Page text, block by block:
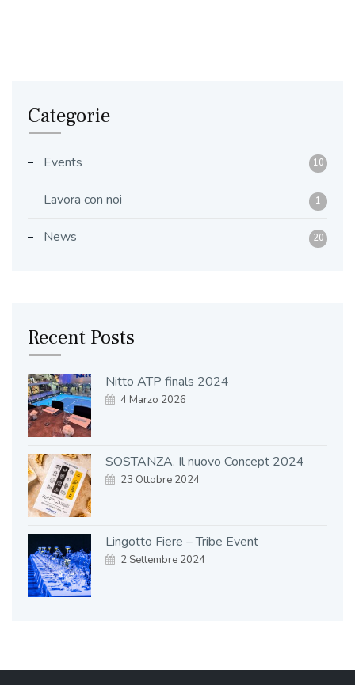
Categorie
Events 10
Lavora con noi 1
News 20
Recent Posts
Nitto ATP finals 2024
4 Marzo 2026
SOSTANZA. Il nuovo Concept 2024
23 Ottobre 2024
Lingotto Fiere – Tribe Event
2 Settembre 2024